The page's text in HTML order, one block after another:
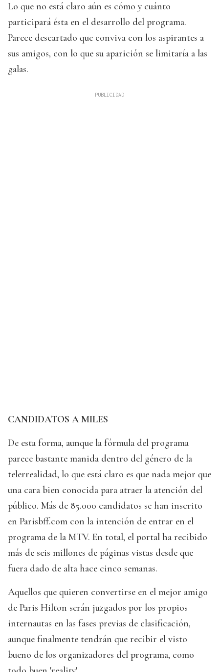
Lo que no está claro aún es cómo y cuánto
participará ésta en el desarrollo del programa.
Parece descartado que conviva con los aspirantes a
sus amigos, con lo que su aparición se limitaría a las
galas.
CANDIDATOS A MILES
De esta forma, aunque la fórmula del programa
parece bastante manida dentro del género de la
telerrealidad, lo que está claro es que nada mejor que
una cara bien conocida para atraer la atención del
público. Más de 85.000 candidatos se han inscrito
en Parisbff.com con la intención de entrar en el
programa de la MTV. En total, el portal ha recibido
más de seis millones de páginas vistas desde que
fuera dado de alta hace cinco semanas.
Aquellos que quieren convertirse en el mejor amigo
de Paris Hilton serán juzgados por los propios
internautas en las fases previas de clasificación,
aunque finalmente tendrán que recibir el visto
bueno de los organizadores del programa, como